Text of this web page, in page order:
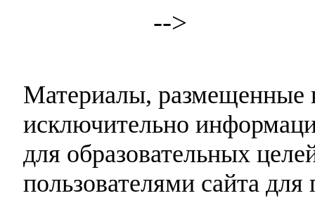
-->
Материалы, размещенные
исключительно
для образовательных
пользователями сайта